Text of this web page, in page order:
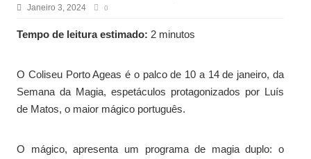
Janeiro 3, 2024 0
Tempo de leitura estimado: 2 minutos
O Coliseu Porto Ageas é o palco de 10 a 14 de janeiro, da
Semana da Magia, espetáculos protagonizados por Luís
de Matos, o maior mágico português.
O mágico, apresenta um programa de magia duplo: o